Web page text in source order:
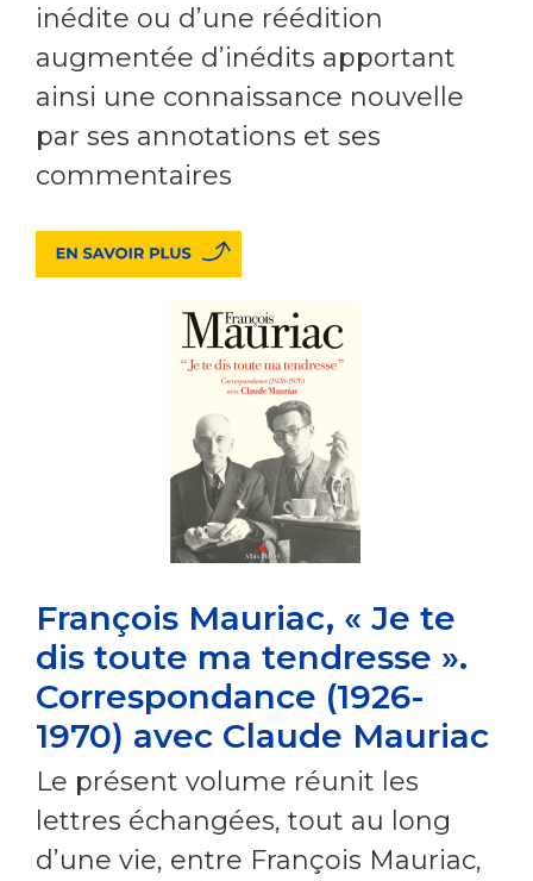
inédite ou d’une réédition
augmentée d’inédits apportant
ainsi une connaissance nouvelle
par ses annotations et ses
commentaires
François Mauriac, « Je te
dis toute ma tendresse ».
Correspondance (1926-
1970) avec Claude Mauriac
Le présent volume réunit les
lettres échangées, tout au long
d’une vie, entre François Mauriac,